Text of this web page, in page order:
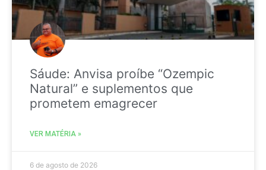
Sáude: Anvisa proíbe “Ozempic
Natural” e suplementos que
prometem emagrecer
VER MATÉRIA »
6 de agosto de 2026